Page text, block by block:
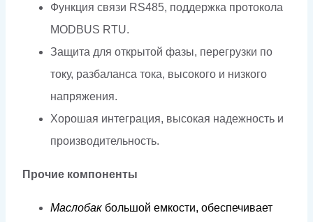
Функция связи RS485, поддержка протокола
MODBUS RTU.
Защита для открытой фазы, перегрузки по
току, разбаланса тока, высокого и низкого
напряжения.
Хорошая интеграция, высокая надежность и
производительность.
Прочие компоненты
Маслобак большой емкости, обеспечивает